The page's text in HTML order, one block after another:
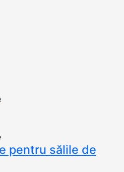
pentru sălile de